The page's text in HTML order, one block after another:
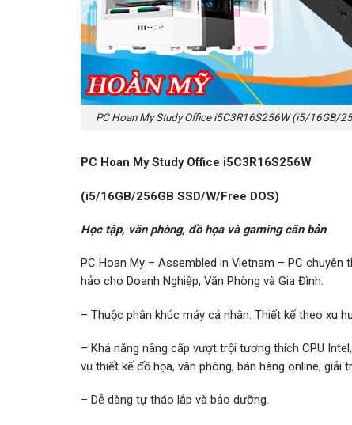
PC Hoan My Study Office i5C3R16S256W (i5/16GB/
PC Hoan My Study Office i5C3R16S256W
(i5/16GB/256GB SSD/W/Free DOS)
Học tập, văn phòng, đồ họa và gaming căn bản
PC Hoan My – Assembled in Vietnam – PC
hảo cho Doanh Nghiệp, Văn Phòng và Gia Đình.
– Thuộc phân khúc máy cá nhân. Thiết kế theo xu
– Khả năng nâng cấp vượt trội tương thích CPU
vụ thiết kế đồ họa, văn phòng, bán hàng online, giải
– Dễ dàng tự tháo lắp và bảo dưỡng.